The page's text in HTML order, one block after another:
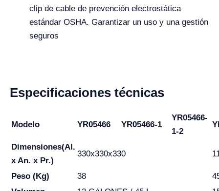
clip de cable de prevención electrostática
estándar OSHA. Garantizar un uso y una gestión
seguros
Especificaciones técnicas
Modelo YR05466 YR05466-1
YR05466-
1-2
Dimensiones(Al.
x An. x Pr.)
330x330x330
Peso (Kg) 38